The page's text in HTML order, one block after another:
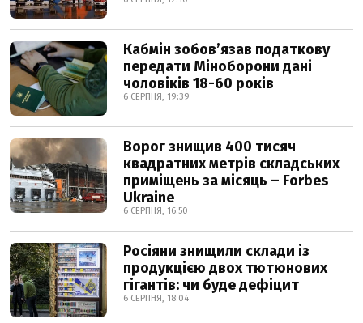
Кабмін зобовʼязав податкову
передати Міноборони дані
чоловіків 18-60 років
6 СЕРПНЯ, 19:39
Ворог знищив 400 тисяч
квадратних метрів складських
приміщень за місяць – Forbes
Ukraine
6 СЕРПНЯ, 16:50
Росіяни знищили склади із
продукцією двох тютюнових
гігантів: чи буде дефіцит
6 СЕРПНЯ, 18:04